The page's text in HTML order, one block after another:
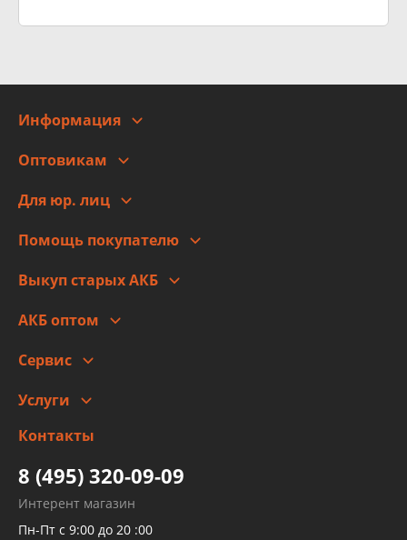
Информация
Адреса
Новости
Правовая информация
Оптовикам
Для юр. лиц
Помощь покупателю
Оплата
Гарантии и возврат
Выкуп старых АКБ
АКБ оптом
Сервис
Заправка кондиционера авто
Детейлинг
Услуги
высокого давления
Тормозных трубок
Рукавов гидроусилителей
Рукавов компрессоров и турбин
Контакты
8 (495) 320-09-09
Интерент магазин
Пн-Пт с 9:00 до 20 :00